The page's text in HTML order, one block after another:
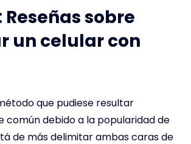
Reseñas sobre
un celular con
que pudiese resultar
común debido a la popularidad de
de más delimitar ambas caras de